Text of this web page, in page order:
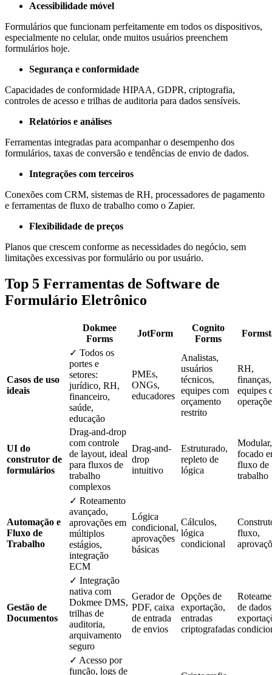
Acessibilidade móvel
Formulários que funcionam perfeitamente em todos os dispositivos,
especialmente no celular, onde muitos usuários preenchem
formulários hoje.
Segurança e conformidade
Capacidades de conformidade HIPAA, GDPR, criptografia,
controles de acesso e trilhas de auditoria para dados sensíveis.
Relatórios e análises
Ferramentas integradas para acompanhar o desempenho dos
formulários, taxas de conversão e tendências de envio de dados.
Integrações com terceiros
Conexões com CRM, sistemas de RH, processadores de pagamento
e ferramentas de fluxo de trabalho como o Zapier.
Flexibilidade de preços
Planos que crescem conforme as necessidades do negócio, sem
limitações excessivas por formulário ou por usuário.
Top 5 Ferramentas de Software de
Formulário Eletrônico
Dokmee
Forms
JotForm
Cognito
Forms
Casos de uso
ideais
✓ Todos os
portes e
setores:
jurídico, RH,
financeiro,
saúde,
educação
PMEs,
ONGs,
educadores
Analistas,
usuários
técnicos,
equipes com
orçamento
restrito
RH,
finanças,
equipes
UI do
construtor de
formulários
Drag-and-drop
com controle
de layout, ideal
para fluxos de
trabalho
complexos
Drag-and-
drop
intuitivo
Estruturado,
repleto de
lógica
Modular,
focado
fluxo de
trabalho
Automação e
Fluxo de
Trabalho
✓ Roteamento
avançado,
aprovações em
múltiplos
estágios,
integração
ECM
Lógica
condicional,
aprovações
básicas
Cálculos,
lógica
condicional
fluxo,
Gestão de
Documentos
✓ Integração
nativa com
Dokmee DMS,
trilhas de
auditoria,
arquivamento
seguro
Gerador de
PDF, caixa
de entrada
de envios
Opções de
exportação,
entradas
criptografadas
de
✓ Acesso por
função, logs de